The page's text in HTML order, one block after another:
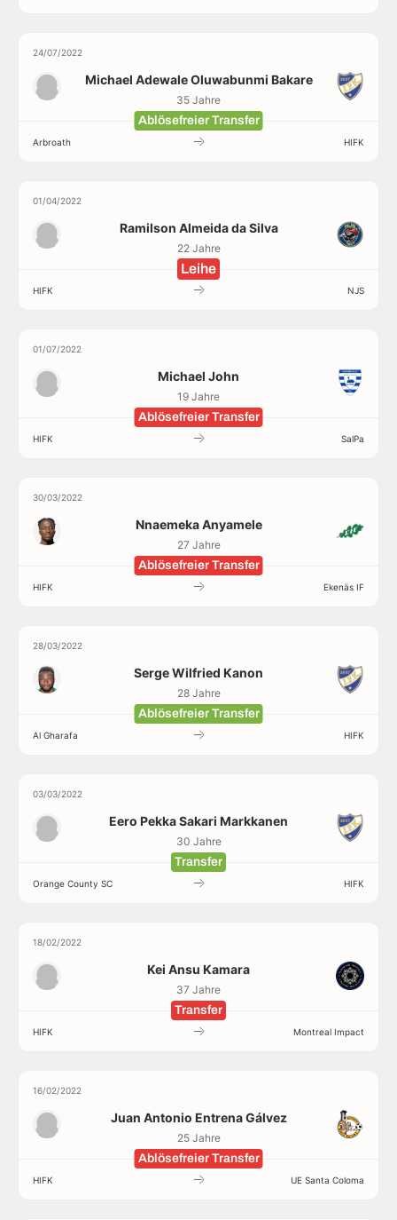
24/07/2022
Michael Adewale Oluwabunmi Bakare
35 Jahre
Ablösefreier Transfer
Arbroath HIFK
01/04/2022
Ramilson Almeida da Silva
22 Jahre
Leihe
HIFK NJS
01/07/2022
Michael John
19 Jahre
Ablösefreier Transfer
HIFK SalPa
30/03/2022
Nnaemeka Anyamele
27 Jahre
Ablösefreier Transfer
HIFK Ekenäs IF
28/03/2022
Serge Wilfried Kanon
28 Jahre
Ablösefreier Transfer
Al Gharafa HIFK
03/03/2022
Eero Pekka Sakari Markkanen
30 Jahre
Transfer
Orange County SC HIFK
18/02/2022
Kei Ansu Kamara
37 Jahre
Transfer
HIFK Montreal Impact
16/02/2022
Juan Antonio Entrena Gálvez
25 Jahre
Ablösefreier Transfer
HIFK UE Santa Coloma